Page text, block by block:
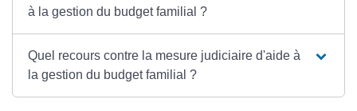
à la gestion du budget familial ?
Quel recours contre la mesure judiciaire d'aide à
la gestion du budget familial ?